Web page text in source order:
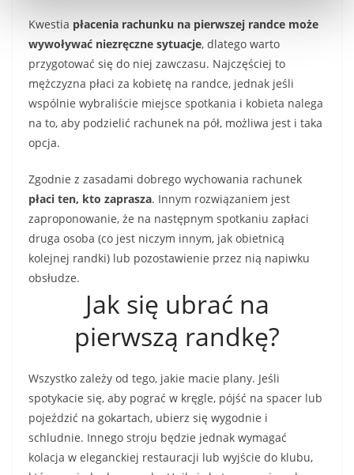
Kwestia płacenia rachunku na pierwszej randce może
wywoływać niezręczne sytuacje, dlatego warto
przygotować się do niej zawczasu. Najczęściej to
mężczyzna płaci za kobietę na randce, jednak jeśli
wspólnie wybraliście miejsce spotkania i kobieta nalega
na to, aby podzielić rachunek na pół, możliwa jest i taka
opcja.
Zgodnie z zasadami dobrego wychowania rachunek
płaci ten, kto zaprasza. Innym rozwiązaniem jest
zaproponowanie, że na następnym spotkaniu zapłaci
druga osoba (co jest niczym innym, jak obietnicą
kolejnej randki) lub pozostawienie przez nią napiwku
obsłudze.
Jak się ubrać na
pierwszą randkę?
Wszystko zależy od tego, jakie macie plany. Jeśli
spotykacie się, aby pograć w kręgle, pójść na spacer lub
pojeździć na gokartach, ubierz się wygodnie i
schludnie. Innego stroju będzie jednak wymagać
kolacja w eleganckiej restauracji lub wyjście do klubu,